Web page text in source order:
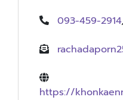
093-459-2914,
https://